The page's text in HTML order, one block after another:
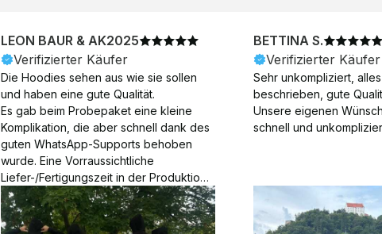
LEON BAUR & AK2025
Verifizierter Käufer
Die Hoodies sehen aus wie sie sollen
und haben eine gute Qualität.
Es gab beim Probepaket eine kleine
Komplikation, die aber schnell dank des
guten WhatsApp-Supports behoben
wurde. Eine Vorraussichtliche
Liefer-/Fertigungszeit in der Produktion
wäre hilfreich. Die Produktion dauerte 7
Werktage (inkl. Samstage und ohne
Express-Produktion), die Lieferung
BETTINA S.
Verifizierter Käufer
Sehr unkompliziert,
beschrieben, gute
Unsere eigenen
schnell und